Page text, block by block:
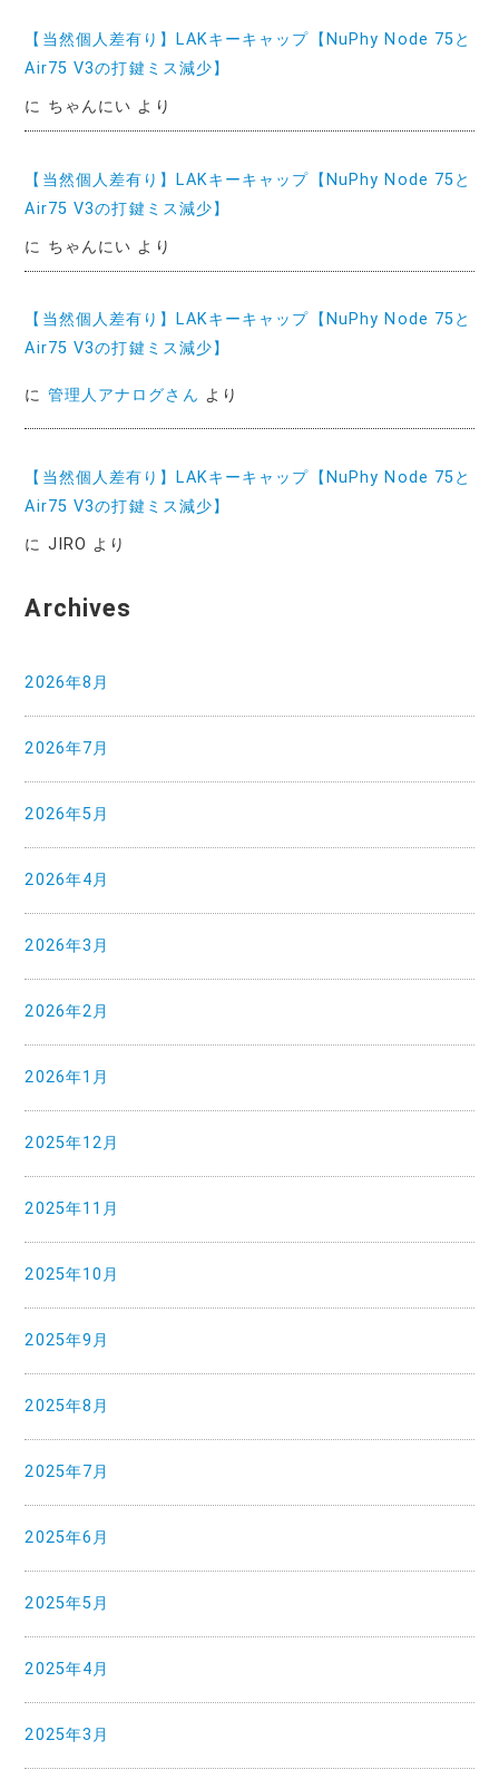
【当然個人差有り】LAKキーキャップ【NuPhy Node 75と
Air75 V3の打鍵ミス減少】
に ちゃんにい より
【当然個人差有り】LAKキーキャップ【NuPhy Node 75と
Air75 V3の打鍵ミス減少】
に ちゃんにい より
【当然個人差有り】LAKキーキャップ【NuPhy Node 75と
Air75 V3の打鍵ミス減少】
に 管理人アナログさん より
【当然個人差有り】LAKキーキャップ【NuPhy Node 75と
Air75 V3の打鍵ミス減少】
に JIRO より
Archives
2026年8月
2026年7月
2026年5月
2026年4月
2026年3月
2026年2月
2026年1月
2025年12月
2025年11月
2025年10月
2025年9月
2025年8月
2025年7月
2025年6月
2025年5月
2025年4月
2025年3月